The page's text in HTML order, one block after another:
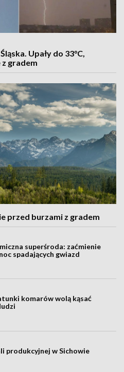
Upały do 33°C,
gradem
przed burzami z gradem
superśroda: zaćmienie
spadających gwiazd
komarów wolą kąsać
produkcyjnej w Sichowie